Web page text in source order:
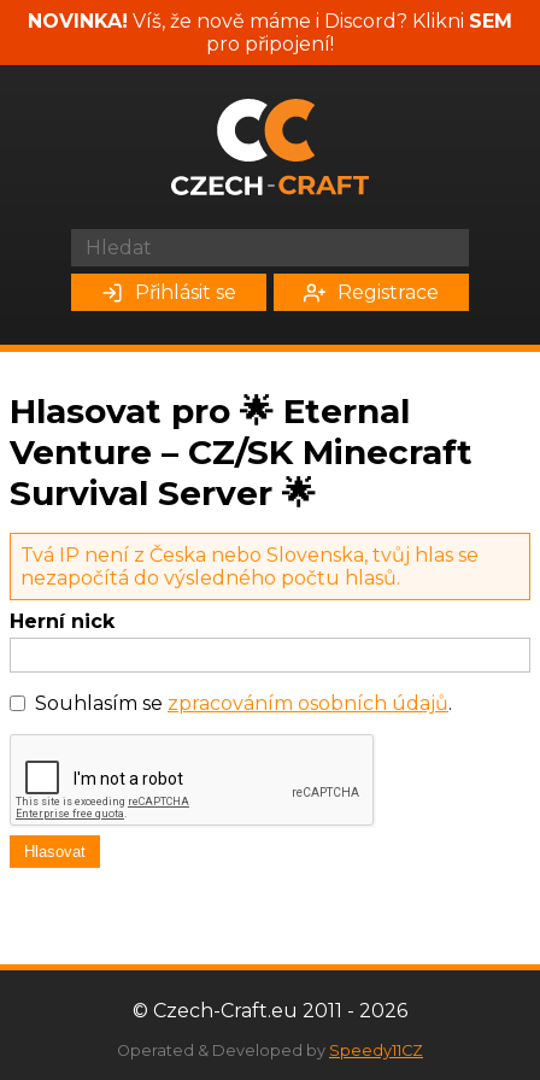
NOVINKA! Víš, že nově máme i Discord? Klikni SEM
pro připojení!
Přihlásit se Registrace
Hlasovat pro 🌟 Eternal
Venture – CZ/SK Minecraft
Survival Server 🌟
Tvá IP není z Česka nebo Slovenska, tvůj hlas se
nezapočítá do výsledného počtu hlasů.
Herní nick
Souhlasím se zpracováním osobních údajů.
Hlasovat
© Czech-Craft.eu 2011 - 2026
Operated & Developed by Speedy11CZ